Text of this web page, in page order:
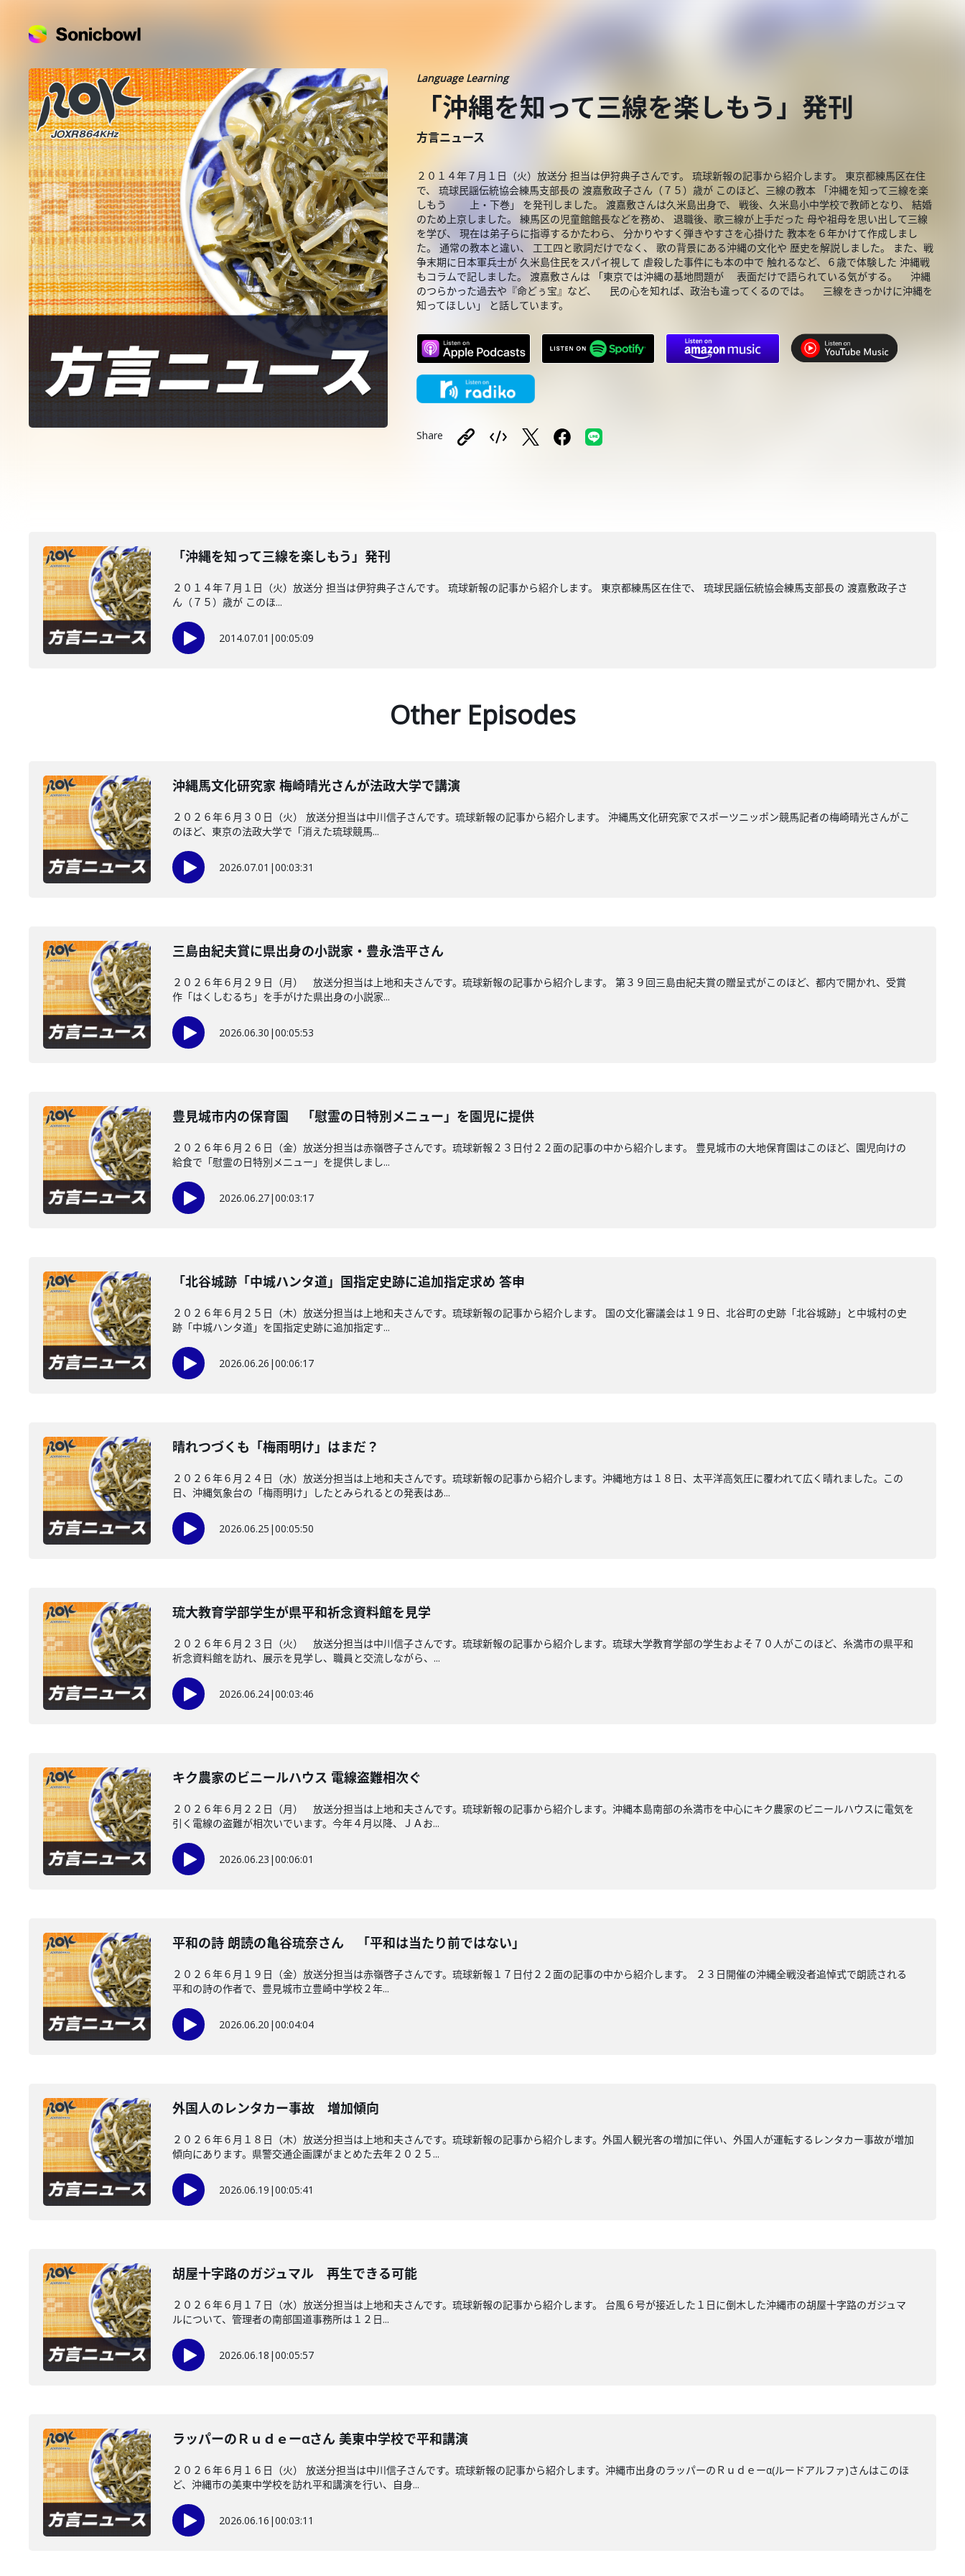
Language Learning
「沖縄を知って三線を楽しもう」発刊
方言ニュース
２０１４年７月１日（火）放送分 担当は伊狩典子さんです。 琉球新報の記事から紹介します。 東京都練馬区在住
で、 琉球民謡伝統協会練馬支部長の 渡嘉敷政子さん（７５）歳が このほど、三線の教本 「沖縄を知って三線を楽
しもう 上・下巻」 を発刊しました。 渡嘉敷さんは久米島出身で、 戦後、久米島小中学校で教師となり、 結婚
のため上京しました。 練馬区の児童館館長などを務め、 退職後、歌三線が上手だった 母や祖母を思い出して三線
を学び、 現在は弟子らに指導するかたわら、 分かりやすく弾きやすさを心掛けた 教本を６年かけて作成しまし
た。 通常の教本と違い、 工工四と歌詞だけでなく、 歌の背景にある沖縄の文化や 歴史を解説しました。 また、戦
争末期に日本軍兵士が 久米島住民をスパイ視して 虐殺した事件にも本の中で 触れるなど、６歳で体験した 沖縄戦
もコラムで記しました。 渡嘉敷さんは 「東京では沖縄の基地問題が 表面だけで語られている気がする。 沖縄
のつらかった過去や『命どぅ宝』など、 民の心を知れば、政治も違ってくるのでは。 三線をきっかけに沖縄を
知ってほしい」 と話しています。
Share
「沖縄を知って三線を楽しもう」発刊
２０１４年７月１日（火）放送分 担当は伊狩典子さんです。 琉球新報の記事から紹介します。 東京都練馬区在住で、 琉球民謡伝統協会練馬支部長の 渡嘉敷政子さ
ん（７５）歳が このほ...
2014.07.01 |00:05:09
Other Episodes
沖縄馬文化研究家 梅崎晴光さんが法政大学で講演
２０２６年６月３０日（火） 放送分担当は中川信子さんです。琉球新報の記事から紹介します。 沖縄馬文化研究家でスポーツニッポン競馬記者の梅崎晴光さんがこ
のほど、東京の法政大学で「消えた琉球競馬...
2026.07.01 |00:03:31
三島由紀夫賞に県出身の小説家・豊永浩平さん
２０２６年６月２９日（月） 放送分担当は上地和夫さんです。琉球新報の記事から紹介します。 第３９回三島由紀夫賞の贈呈式がこのほど、都内で開かれ、受賞
作「はくしむるち」を手がけた県出身の小説家...
2026.06.30 |00:05:53
豊見城市内の保育園 「慰霊の日特別メニュー」を園児に提供
２０２６年６月２６日（金）放送分担当は赤嶺啓子さんです。琉球新報２３日付２２面の記事の中から紹介します。 豊見城市の大地保育園はこのほど、園児向けの
給食で「慰霊の日特別メニュー」を提供しまし...
2026.06.27|00:03:17
「北谷城跡「中城ハンタ道」国指定史跡に追加指定求め 答申
２０２６年６月２５日（木）放送分担当は上地和夫さんです。琉球新報の記事から紹介します。 国の文化審議会は１９日、北谷町の史跡「北谷城跡」と中城村の史
跡「中城ハンタ道」を国指定史跡に追加指定す...
2026.06.26 |00:06:17
晴れつづくも「梅雨明け」はまだ？
２０２６年６月２４日（水）放送分担当は上地和夫さんです。琉球新報の記事から紹介します。沖縄地方は１８日、太平洋高気圧に覆われて広く晴れました。この
日、沖縄気象台の「梅雨明け」したとみられるとの発表はあ...
2026.06.25 |00:05:50
琉大教育学部学生が県平和祈念資料館を見学
２０２６年６月２３日（火） 放送分担当は中川信子さんです。琉球新報の記事から紹介します。琉球大学教育学部の学生およそ７０人がこのほど、糸満市の県平和
祈念資料館を訪れ、展示を見学し、職員と交流しながら、...
2026.06.24|00:03:46
キク農家のビニールハウス 電線盗難相次ぐ
２０２６年６月２２日（月） 放送分担当は上地和夫さんです。琉球新報の記事から紹介します。沖縄本島南部の糸満市を中心にキク農家のビニールハウスに電気を
引く電線の盗難が相次いでいます。今年４月以降、ＪＡお...
2026.06.23 |00:06:01
平和の詩 朗読の亀谷琉奈さん 「平和は当たり前ではない」
２０２６年６月１９日（金）放送分担当は赤嶺啓子さんです。琉球新報１７日付２２面の記事の中から紹介します。 ２３日開催の沖縄全戦没者追悼式で朗読される
平和の詩の作者で、豊見城市立豊崎中学校２年...
2026.06.20 |00:04:04
外国人のレンタカー事故 増加傾向
２０２６年６月１８日（木）放送分担当は上地和夫さんです。琉球新報の記事から紹介します。外国人観光客の増加に伴い、外国人が運転するレンタカー事故が増加
傾向にあります。県警交通企画課がまとめた去年２０２５...
2026.06.19 |00:05:41
胡屋十字路のガジュマル 再生できる可能
２０２６年６月１７日（水）放送分担当は上地和夫さんです。琉球新報の記事から紹介します。 台風６号が接近した１日に倒木した沖縄市の胡屋十字路のガジュマ
ルについて、管理者の南部国道事務所は１２日...
2026.06.18 |00:05:57
ラッパーのＲｕｄｅーαさん 美東中学校で平和講演
２０２６年６月１６日（火） 放送分担当は中川信子さんです。琉球新報の記事から紹介します。沖縄市出身のラッパーのＲｕｄｅーα(ルードアルファ)さんはこのほ
ど、沖縄市の美東中学校を訪れ平和講演を行い、自身...
2026.06.16 |00:03:11